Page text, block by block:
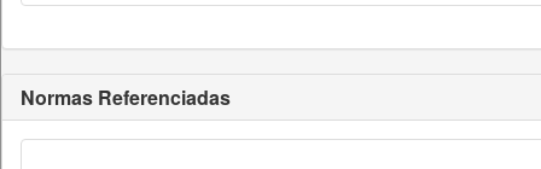
Normas Referenciadas